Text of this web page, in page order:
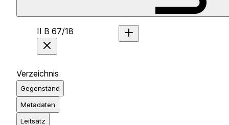
II B 67/18
Verzeichnis
Gegenstand
Metadaten
Leitsatz